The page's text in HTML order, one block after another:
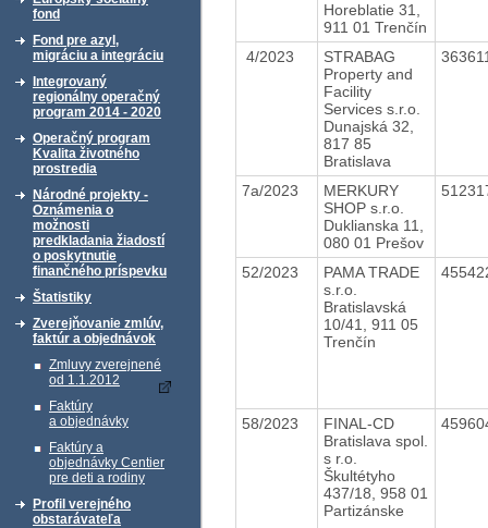
fond
Fond pre azyl,
migráciu a integráciu
Integrovaný
regionálny operačný
program 2014 - 2020
Operačný program
Kvalita životného
prostredia
Národné projekty -
Oznámenia o
možnosti
predkladania žiadostí
o poskytnutie
finančného príspevku
Štatistiky
Zverejňovanie zmlúv,
faktúr a objednávok
Zmluvy zverejnené
od 1.1.2012
Faktúry
a objednávky
Faktúry a
objednávky Centier
pre deti a rodiny
Profil verejného
obstarávateľa
Horeblatie 31,
911 01 Trenčín
4/2023
STRABAG
Property and
Facility
Services s.r.o.
Dunajská 32,
817 85
Bratislava
7a/2023
MERKURY
SHOP s.r.o.
Duklianska 11,
080 01 Prešov
52/2023
PAMA TRADE
s.r.o.
Bratislavská
10/41, 911 05
Trenčín
58/2023
FINAL-CD
Bratislava spol.
s r.o.
Škultétyho
437/18, 958 01
Partizánske